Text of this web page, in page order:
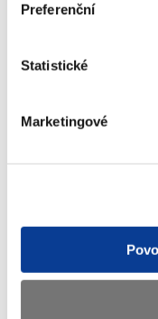
Preferenční
Statistické
Marketingové
Celkově se Česká
Ministerstvo
+420 257